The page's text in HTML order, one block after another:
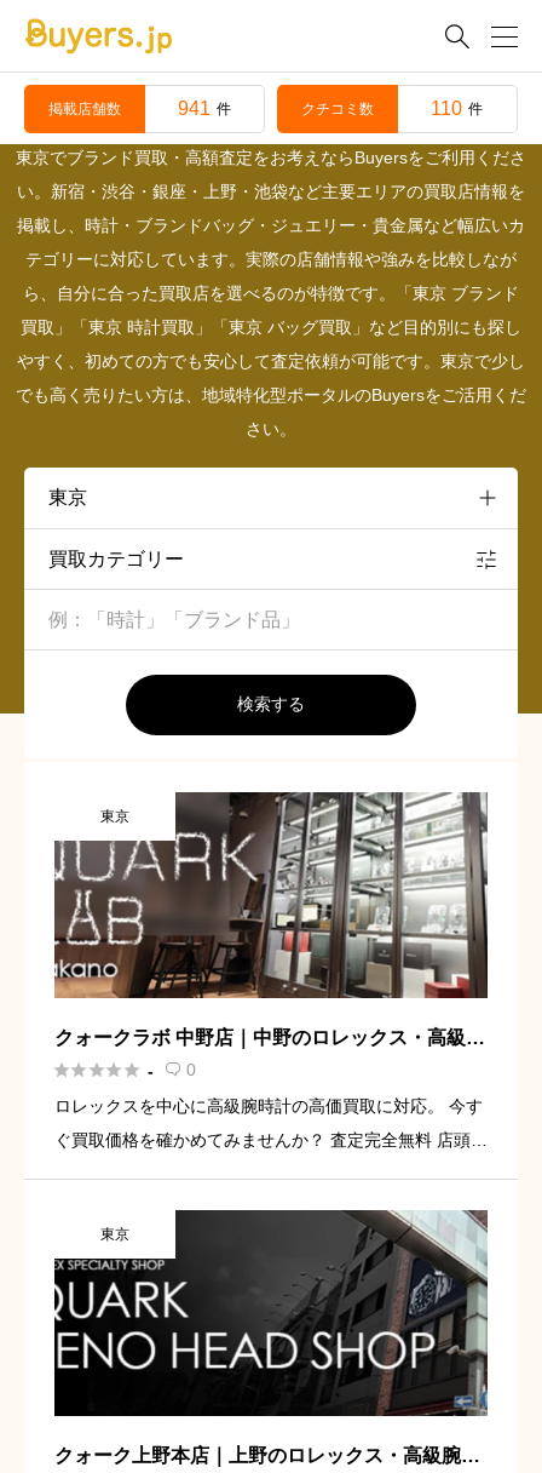

掲載店舗数 941 件 クチコミ数 110 件
東京のレビュー一覧
東京でブランド買取・高額査定をお考えならBuyersをご利用くださ
い。新宿・渋谷・銀座・上野・池袋など主要エリアの買取店情報を
掲載し、時計・ブランドバッグ・ジュエリー・貴金属など幅広いカ
テゴリーに対応しています。実際の店舗情報や強みを比較しなが
ら、自分に合った買取店を選べるのが特徴です。「東京 ブランド
買取」「東京 時計買取」「東京 バッグ買取」など目的別にも探し
やすく、初めての方でも安心して査定依頼が可能です。東京で少し
でも高く売りたい方は、地域特化型ポータルのBuyersをご活用くだ
さい。
買取カテゴリー
検索する
東京
クォークラボ 中野店｜中野のロレックス・高級腕
時計買取専門店
 -  0
ロレックスを中心に高級腕時計の高価買取に対応。 今す
ぐ買取価格を確かめてみませんか？ 査定完全無料 店頭・
すい 無料査定を依頼してみる 中野でロレックスや高級腕
時計 […]
東京
クォーク上野本店｜上野のロレックス・高級腕時